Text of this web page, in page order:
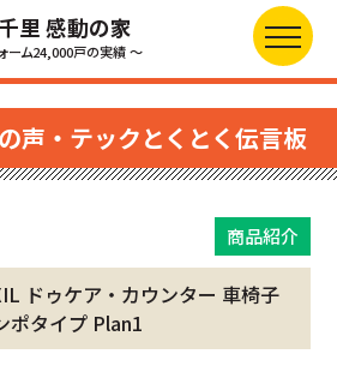
里 感動の家
ーム24,000戸の実績 ～
声・テックとくとく伝言板
商品紹介
ドゥケア・カウンター 車椅子
ポタイプ Plan1